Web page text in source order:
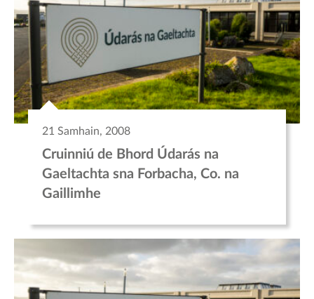
21 Samhain, 2008
Cruinniú de Bhord Údarás na
Gaeltachta sna Forbacha, Co. na
Gaillimhe